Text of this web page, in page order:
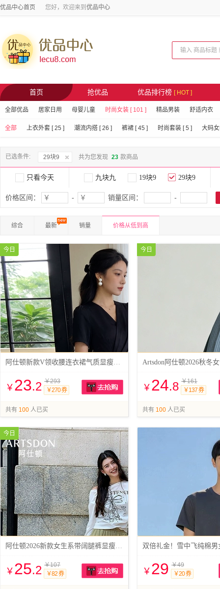
优品中心首页 您好，欢迎来到 优品中心
首页 抢优品 优品排行榜 [ HOT ]
全部优品 居家日用 母婴儿童 时尚女装 [ 101 ] 精品男装 舒适内衣
全部 上衣外套 [ 25 ] 潮流内搭 [ 26 ] 裤裙 [ 45 ] 时尚套装 [ 5 ] 大码
已选条件: 29块9 共为您发现 23 款商品
只看今天 九块九 19块9 29块9
价格区间： - 销量区间： -
综合 最新 销量 价格从低到高
阿仕顿新款V领收腰连衣裙气质显瘦名媛风
今日
￥ 23.2 ￥293
￥270 券
共有 100 人已买
今日
￥ 24.8 ￥161
￥137 券
共有 100 人已买
阿仕顿2026新款女生系带阔腿裤显瘦七分裤
今日
￥ 25.2 ￥107
￥82 券
双倍礼金！雪中飞纯棉
￥ 29 ￥49
￥20 券